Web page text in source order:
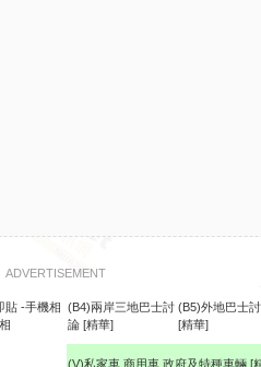
ADVERTISEMENT
貼 -手機相 (B4)兩岸三地巴士討
論 [精華]
(B5)外地巴士
[精華]
(V)私家車,商用車,政府及特種車輛 [